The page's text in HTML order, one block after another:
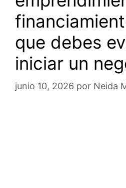
que debes
iniciar un
junio 10, 2026 por Neida